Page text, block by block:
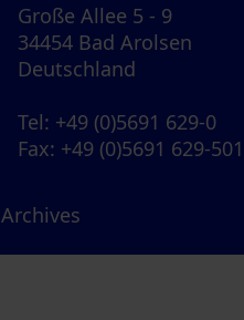
Große Allee 5 - 9
34454 Bad Arolsen
Deutschland
Tel: +49 (0)5691 629-0
Fax: +49 (0)5691 629-501